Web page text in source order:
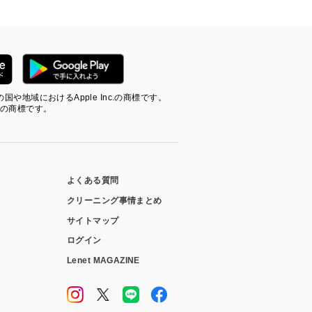
や地域におけるApple Inc.の商標です。
商標です。
よくある質問
クリーニング事情まとめ
サイトマップ
ログイン
Lenet MAGAZINE